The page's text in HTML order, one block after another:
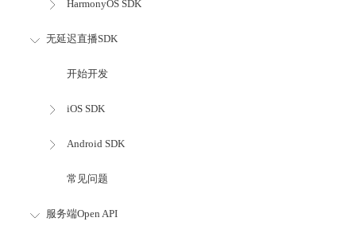
HarmonyOS SDK
无延迟直播SDK
开始开发
iOS SDK
Android SDK
常见问题
服务端Open API